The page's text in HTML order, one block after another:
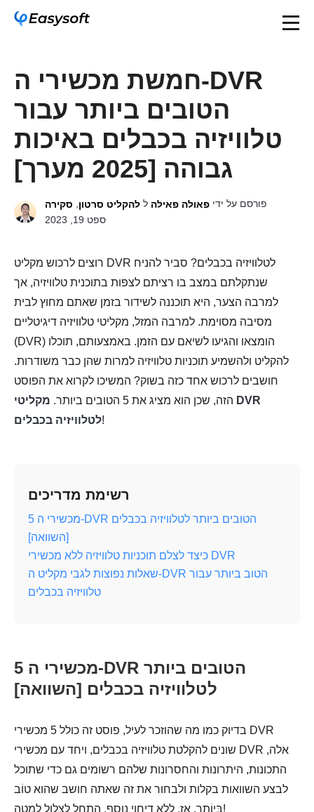
חמשת מכשירי ה-DVR
הטובים ביותר עבור
טלוויזיה בכבלים באיכות
גבוהה [2025 מערך]
פורסם על ידי פאולה פאילה ל להקליט סרטון
סקירה
ספט 19, 2023
רוצים לרכוש מקליט DVR לטלוויזיה בכבלים? סביר להניח
שנתקלתם במצב בו רציתם לצפות בתוכנית טלוויזיה, אך
למרבה הצער, היא תוכננה לשידור בזמן שאתם מחוץ לבית
מסיבה מסוימת. למרבה המזל, מקליטי טלוויזיה דיגיטליים
(DVR) הומצאו והגיעו לשיאם עם הזמן. באמצעותם, תוכלו
להקליט ולהשמיע תוכניות טלוויזיה למרות שהן כבר משודרות.
חושבים לרכוש אחד כזה בשוק? המשיכו לקרוא את הפוסט
הזה, שכן הוא מציג את 5 הטובים ביותר.
מקליטי DVR
לטלוויזיה בכבלים!
רשימת מדריכים
5 מכשירי ה-DVR הטובים ביותר לטלוויזיה בכבלים
[השוואה]
כיצד לצלם תוכניות טלוויזיה ללא מכשירי DVR
שאלות נפוצות לגבי מקליט ה-DVR הטוב ביותר עבור
טלוויזיה בכבלים
5 מכשירי ה-DVR הטובים ביותר
לטלוויזיה בכבלים [השוואה]
בדיוק כמו מה שהוזכר לעיל, פוסט זה כולל 5 מכשירי DVR
שונים להקלטת טלוויזיה בכבלים, ויחד עם מכשירי DVR אלה,
התכונות, היתרונות והחסרונות שלהם רשומים גם כדי שתוכל
לבצע השוואות בקלות ולבחור את זה שאתה חושב שהוא טוֹב
בִּיוֹתֵר. אז, ללא דיחוי נוסף, התחל לצלול למטה!